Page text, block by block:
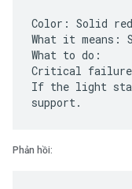
Color: Solid red
What it means:
What to do:
Critical
If the light
Phản hồi: